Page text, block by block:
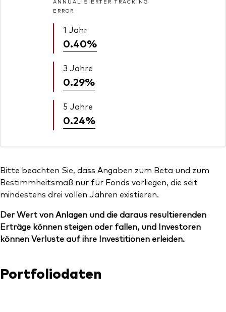
ERROR
1 Jahr
0.40%
3 Jahre
0.29%
5 Jahre
0.24%
Bitte beachten Sie, dass Angaben zum Beta und zum
Bestimmheitsmaß nur für Fonds vorliegen, die seit
mindestens drei vollen Jahren existieren.
Der Wert von Anlagen und die daraus resultierenden
Erträge können steigen oder fallen, und Investoren
können Verluste auf ihre Investitionen erleiden.
Portfoliodaten